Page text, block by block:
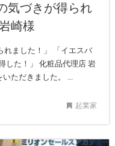
気づきが得られ
崎様
れました！」 「イエスバ
した！」 化粧品代理店 岩
ただきました。 ...
起業家